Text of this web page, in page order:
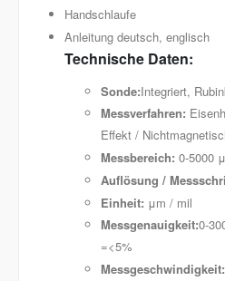
Handschlaufe
Anleitung deutsch, englisch
Technische Daten:
Sonde:Integriert,
Messverfahren:
Effekt /
Messbereich: 0-5000
Auflösung /
Einheit: μm / mil
Messgenauigkeit:0-
=<5%
Messgeschwindigkeit: